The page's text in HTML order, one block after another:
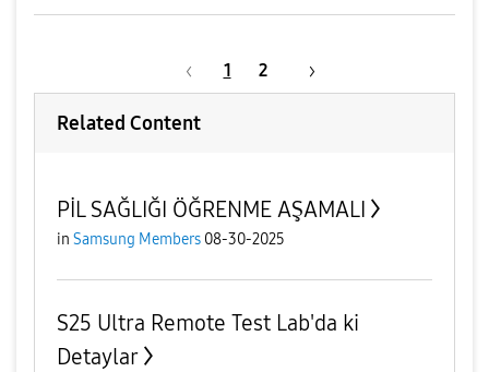
1 2
Related Content
PİL SAĞLIĞI ÖĞRENME AŞAMALI
in Samsung Members 08-30-2025
S25 Ultra Remote Test Lab'da ki
Detaylar